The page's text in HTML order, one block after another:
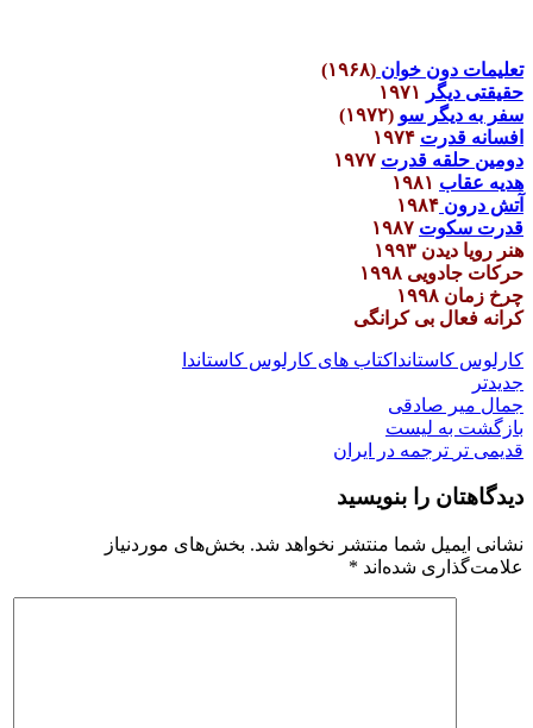
تعلیمات دون خوان (۱۹۶۸)
حقیقتی دیگر
سفر به دیگر سو (۱۹۷۲)
افسانه قدرت
دومین حلقه قدرت
هدیه عقاب
آتش درون ۱۹۸۴
قدرت سکوت
هنر رویا دیدن ۱۹۹۳
حرکات جادویی ۱۹۹۸
چرخ زمان ۱۹۹۸
کرانه فعال بی کرانگی
کارلوس کاستاندا کتاب های کارلوس کاستاندا
جدیدتر
جمال میر صادقی
بازگشت به لیست
قدیمی تر ترجمه در ایران
دیدگاهتان را بنویسید
نشانی ایمیل شما منتشر نخواهد شد. بخش‌های موردنیاز
علامت‌گذاری شده‌اند *